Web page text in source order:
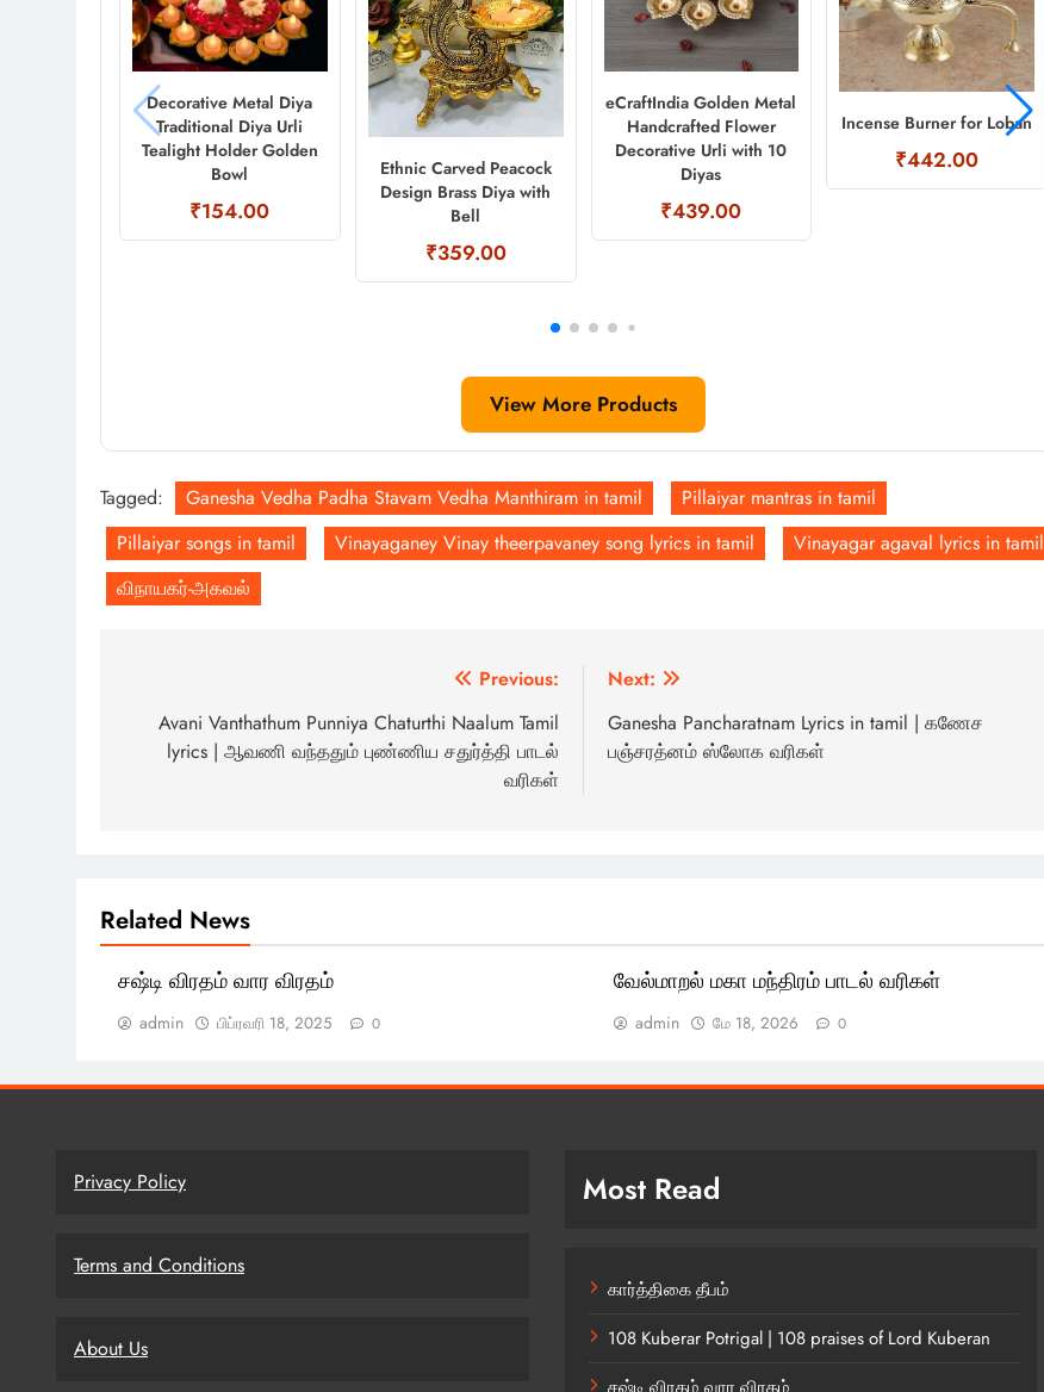
Decorative Metal Diya
Traditional Diya Urli
Tealight Holder Golden
Bowl
₹154.00
Ethnic Carved Peacock
Design Brass Diya with
Bell
₹359.00
eCraftIndia Golden Metal
Handcrafted Flower
Decorative Urli with 10
Diyas
₹439.00
Incense Burner for Loban
₹442.00
View More Products
Tagged: Ganesha Vedha Padha Stavam Vedha Manthiram in tamil
Pillaiyar mantras in tamil
Pillaiyar songs in tamil
Vinayaganey Vinay theerpavaney song lyrics in tamil
Vinayagar agaval lyrics in tamil
விநாயகர்-அகவல்
navigation
Previous:
Avani Vanthathum Punniya Chaturthi Naalum Tamil
lyrics | ஆவணி வந்ததும் புண்ணிய சதுர்த்தி பாடல்
வரிகள்
Next:
Ganesha Pancharatnam Lyrics in tamil | கணேச
பஞ்சரத்னம் ஸ்லோக வரிகள்
Related News
சஷ்டி விரதம் வார விரதம்
admin பிப்ரவரி 18, 2025 0
வேல்மாறல் மகா மந்திரம் பாடல் வரிகள்
admin மே 18, 2026 0
Privacy Policy
Terms and Conditions
About Us
Most Read
கார்த்திகை தீபம்
108 Kuberar Potrigal | 108 praises of Lord Kuberan